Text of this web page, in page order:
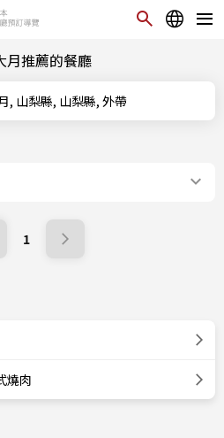
月推薦的餐廳
/大月, 山梨縣, 山梨縣, 外帶
1
燒肉